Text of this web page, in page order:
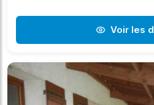
Voir les